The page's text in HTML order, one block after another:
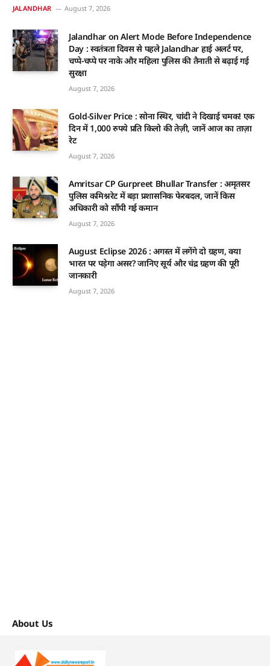
JALANDHAR August 7, 2026
Jalandhar on Alert Mode Before Independence
Day : स्वतंत्रता दिवस से पहले Jalandhar हाई अलर्ट पर,
चप्पे-चप्पे पर नाके और महिला पुलिस की तैनाती से बढ़ाई गई
सुरक्षा
August 7, 2026
Gold-Silver Price : सोना स्थिर, चांदी ने दिखाई चमक! एक
दिन में 1,000 रुपये प्रति किलो की तेज़ी, जानें आज का ताज़ा
रेट
August 7, 2026
Amritsar CP Gurpreet Bhullar Transfer : अमृतसर
पुलिस कमिश्नरेट में बड़ा प्रशासनिक फेरबदल, जानें किस
अधिकारी को सौंपी गई कमान
August 7, 2026
August Eclipse 2026 : अगस्त में लगेंगे दो ग्रहण, क्या
भारत पर पड़ेगा असर? जानिए सूर्य और चंद्र ग्रहण की पूरी
जानकारी
August 7, 2026
About Us